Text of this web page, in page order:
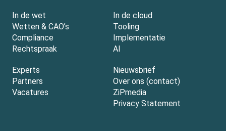
In de wet
Wetten & CAO’s
Compliance
Rechtspraak
In de cloud
Tooling
Implementatie
AI
Experts
Partners
Vacatures
Nieuwsbrief
Over ons (contact)
ZiPmedia
Privacy Statement